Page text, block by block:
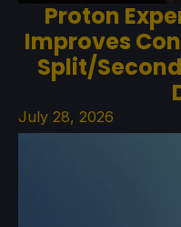
Proton
Improves
Split/
July 28, 2026